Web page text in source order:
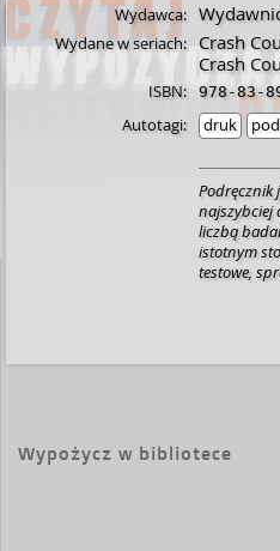
Wydawca:
Wydane w seriach: Crash
Crash
ISBN: 978-83-
Autotagi: druk
Podręcznik
najszybciej
liczbą
istotnym
testowe,
Wypożycz w bibliotece